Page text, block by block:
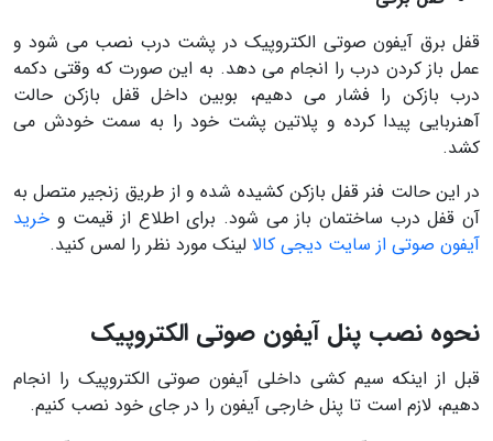
قفل برق آیفون صوتی الکتروپیک در پشت درب نصب می شود و
عمل باز کردن درب را انجام می دهد. به این صورت که وقتی دکمه
درب بازکن را فشار می دهیم، بوبین داخل قفل بازکن حالت
آهنربایی پیدا کرده و پلاتین پشت خود را به سمت خودش می
کشد.
در این حالت فنر قفل بازکن کشیده شده و از طریق زنجیر متصل به
آن قفل درب ساختمان باز می شود. برای اطلاع از قیمت و خرید
آیفون صوتی از سایت دیجی کالا لینک مورد نظر را لمس کنید.
نحوه نصب پنل آیفون صوتی الکتروپیک
قبل از اینکه سیم کشی داخلی آیفون صوتی الکتروپیک را انجام
دهیم، لازم است تا پنل خارجی آیفون را در جای خود نصب کنیم.